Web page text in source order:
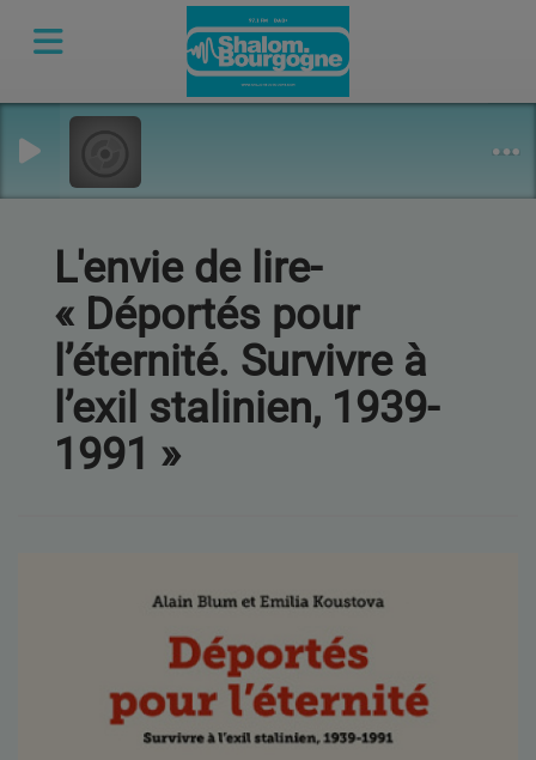
L'envie de lire-
« Déportés pour
l’éternité. Survivre à
l’exil stalinien, 1939-
1991 »